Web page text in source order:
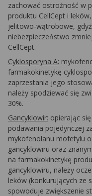
zachować ostrożność w
produktu CellCept i
jelitowo-wątrobowe,
niebezpieczeństwo
CellCept.
Cyklosporyna A:
farmakokinetykę
zaprzestania jego
należy spodziewać się
30%.
Gancyklowir: opierając
podawania pojedynczej
mykofenolanu mofetylu
gancyklowiru oraz
na farmakokinetykę
gancyklowiru, należy
leków (konkurujących ze
spowoduje zwiększenie